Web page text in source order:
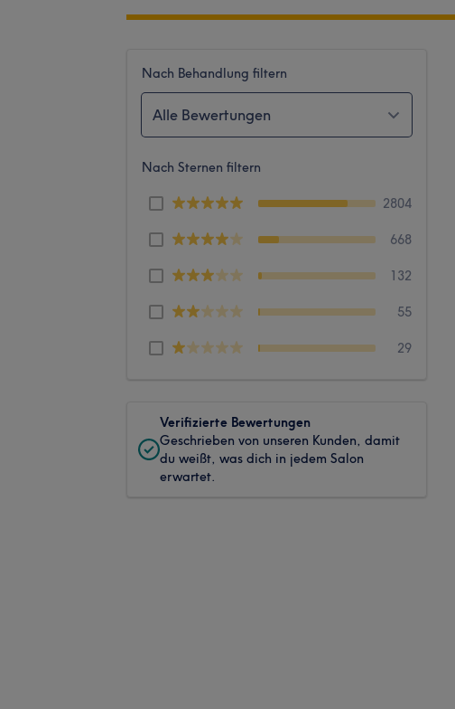
Nach Behandlung filtern
Alle Bewertungen
Nach Sternen filtern
2804
668
132
55
29
Verifizierte Bewertungen
Geschrieben von unseren Kunden, damit
du weißt, was dich in jedem Salon
erwartet.